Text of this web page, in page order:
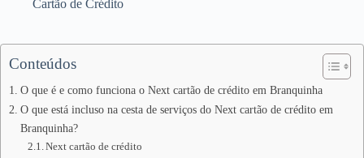
Cartão de Crédito
Conteúdos
O que é e como funciona o Next cartão de crédito em Branquinha
O que está incluso na cesta de serviços do Next cartão de crédito em
Branquinha?
Next cartão de crédito